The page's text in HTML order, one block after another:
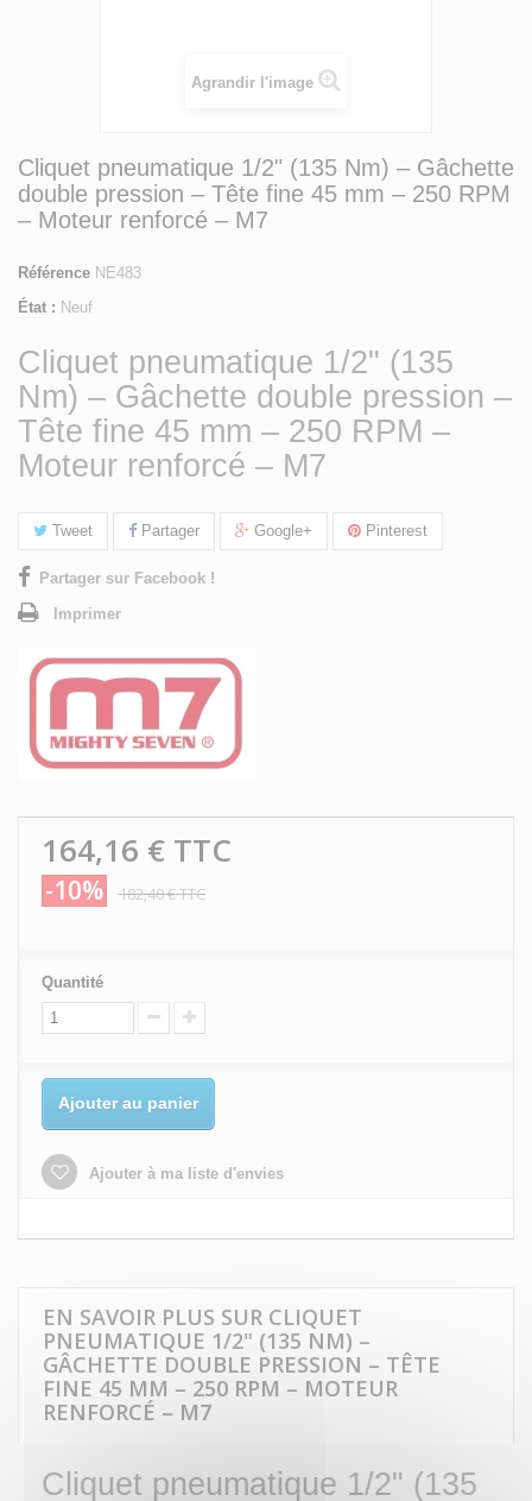
Agrandir l'image
Cliquet pneumatique 1/2" (135 Nm) – Gâchette
double pression – Tête fine 45 mm – 250 RPM
– Moteur renforcé – M7
Référence NE483
État : Neuf
Cliquet pneumatique 1/2" (135
Nm) – Gâchette double pression –
Tête fine 45 mm – 250 RPM –
Moteur renforcé – M7
Tweet Partager Google+ Pinterest
Partager sur Facebook !
Imprimer
164,16 € TTC
-10% 182,40 €TTC
Quantité
Ajouter au panier
Ajouter à ma liste d'envies
EN SAVOIR PLUS SUR CLIQUET
PNEUMATIQUE 1/2" (135 NM) –
GÂCHETTE DOUBLE PRESSION – TÊTE
FINE 45 MM – 250 RPM – MOTEUR
RENFORCÉ – M7
Cliquet pneumatique 1/2" (135